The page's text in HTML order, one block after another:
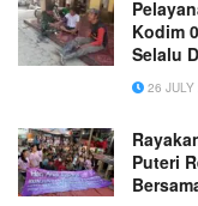
Kodim
Selalu
26 JULY
Puteri